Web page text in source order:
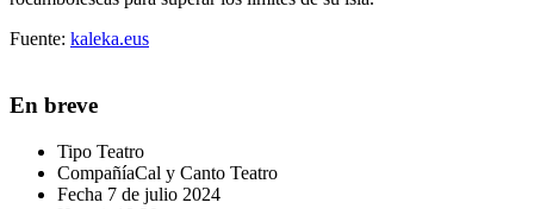
Fuente: kaleka.eus
En breve
Tipo Teatro
CompañíaCal y Canto Teatro
Fecha 7 de julio 2024